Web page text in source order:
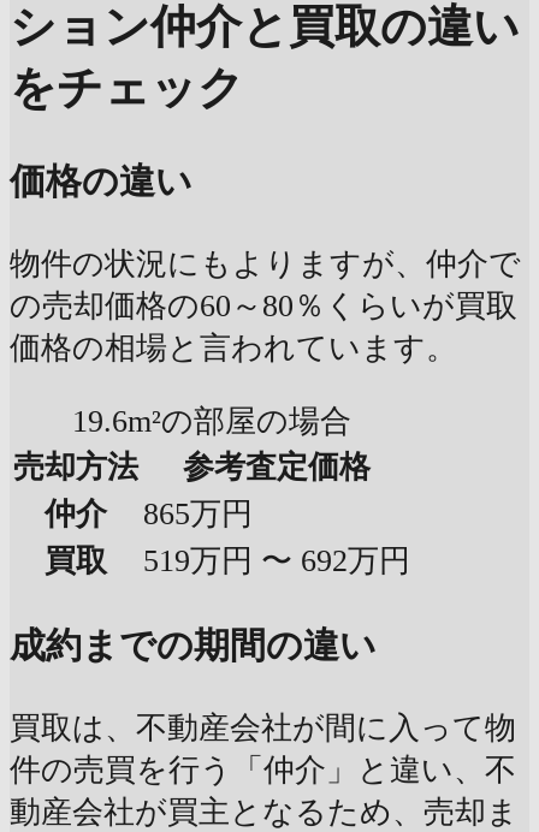
ション仲介と買取の違い
をチェック
価格の違い
物件の状況にもよりますが、仲介で
の売却価格の60～80％くらいが買取
価格の相場と言われています。
19.6m²の部屋の場合
売却方法
参考査定価格
仲介
865万円
買取
519万円 〜 692万円
成約までの期間の違い
買取は、不動産会社が間に入って物
件の売買を行う「仲介」と違い、不
動産会社が買主となるため、売却ま